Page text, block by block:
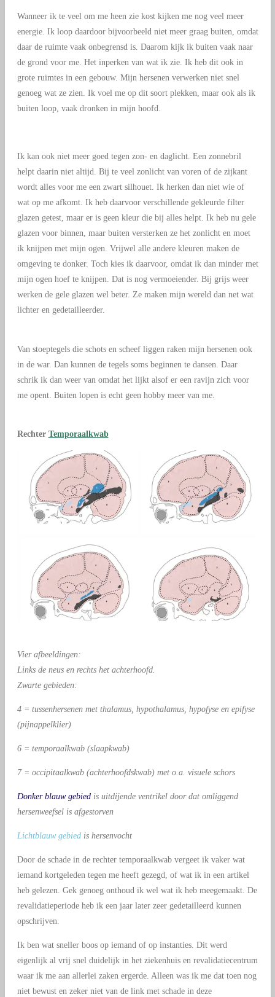
Wanneer ik te veel om me heen zie kost kijken me nog veel meer
energie. Ik loop daardoor bijvoorbeeld niet meer graag buiten, omdat
daar de ruimte vaak onbegrensd is. Daarom kijk ik buiten vaak naar
de grond voor me. Het inperken van wat ik zie. Ik heb dit ook in
grote ruimtes in een gebouw. Mijn hersenen verwerken niet snel
genoeg wat ze zien. Ik voel me op dit soort plekken, maar ook als ik
buiten loop, vaak dronken in mijn hoofd.
Ik kan ook niet meer goed tegen zon- en daglicht. Een zonnebril
helpt daarin niet altijd. Bij te veel zonlicht van voren of de zijkant
wordt alles voor me een zwart silhouet. Ik herken dan niet wie of
wat op me afkomt. Ik heb daarvoor verschillende gekleurde filter
glazen getest, maar er is geen kleur die bij alles helpt. Ik heb nu gele
glazen voor binnen, maar buiten versterken ze het zonlicht en moet
ik knijpen met mijn ogen. Vrijwel alle andere kleuren maken de
omgeving te donker. Toch kies ik daarvoor, omdat ik dan minder met
mijn ogen hoef te knijpen. Dat is nog vermoeiender. Bij grijs weer
werken de gele glazen wel beter. Ze maken mijn wereld dan net wat
lichter en gedetailleerder.
Van stoeptegels die schots en scheef liggen raken mijn hersenen ook
in de war. Dan kunnen de tegels soms beginnen te dansen. Daar
schrik ik dan weer van omdat het lijkt alsof er een ravijn zich voor
me opent. Buiten lopen is echt geen hobby meer van me.
Rechter Temporaalkwab
Vier afbeeldingen:
Links de neus en rechts het achterhoofd.
Zwarte gebieden:
4 = tussenhersenen met thalamus, hypothalamus, hypofyse en epifyse
(pijnappelklier)
6 = temporaalkwab (slaapkwab)
7 = occipitaalkwab (achterhoofdskwab) met o.a. visuele schors
Donker blauw gebiedis uitdijende ventrikel door dat omliggend
hersenweefsel is afgestorven
Lichtblauw gebiedis hersenvocht
Door de schade in de rechter temporaalkwab vergeet ik vaker wat
iemand kortgeleden tegen me heeft gezegd, of wat ik in een artikel
heb gelezen. Gek genoeg onthoud ik wel wat ik heb meegemaakt. De
revalidatieperiode heb ik een jaar later zeer gedetailleerd kunnen
opschrijven.
Ik ben wat sneller boos op iemand of op instanties. Dit werd
eigenlijk al vrij snel duidelijk in het ziekenhuis en revalidatiecentrum
waar ik me aan allerlei zaken ergerde. Alleen was ik me dat toen nog
niet bewust en zeker niet van de link met schade in deze